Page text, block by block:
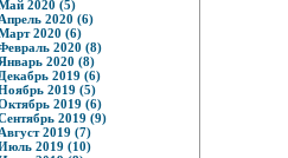
2020 (5)
Апрель 2020 (6)
2020 (6)
2020 (8)
Январь 2020 (8)
Декабрь 2019 (6)
2019 (5)
2019 (6)
2019 (9)
Август 2019 (7)
2019 (10)